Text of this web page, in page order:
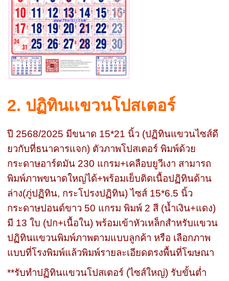
2. ปฏิทินเเขวนโปสเตอร์
ปี 2568/2025 มีขนาด 15*21 นิ้ว (ปฏิทินแขวนไซส์ดี
ยวกับที่ธนาคารแจก) ตัวภาพโปสเตอร์ พิมพ์ด้วย
กระดาษอาร์ตมัน 230 แกรม+เคลือบยูวีเงา สามารถ
พิมพ์ภาพขนาดใหญ่ได้+พร้อมเย็บติดเนื้อปฏิทินด้าน
ล่าง(ภู่ปฏิทิน, กระโปรงปฏิทิน) ไซส์ 15*6.5 นิ้ว
กระดาษปอนด์ขาว 50 แกรม พิมพ์ 2 สี (น้ำเงิน+แดง)
มี 13 ใบ (ปก+เนื้อใน) พร้อมเข้าหัวเหล็กสำหรับแขวน
ปฏิทินแขวนพิมพ์ภาพตามแบบลูกค้า หรือ เลือกภาพ
แบบที่โรงพิมพ์แล้วพิมพ์รายละเอียดตรงพื้นที่โฆษณา
**รับทำปฏิทินแขวนโปสเตอร์ (ไซส์ใหญ่) รับขั้นต่ำ